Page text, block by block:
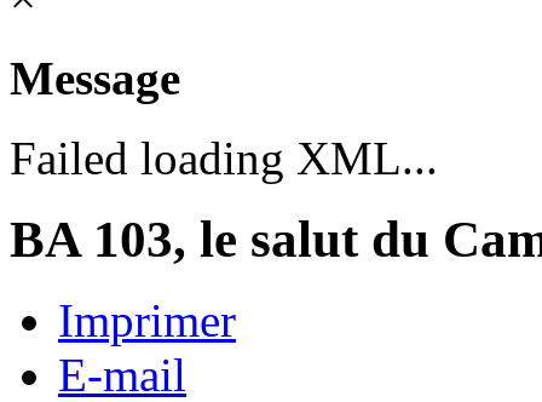
Message
Failed loading XML...
BA 103, le salut du
Imprimer
E-mail